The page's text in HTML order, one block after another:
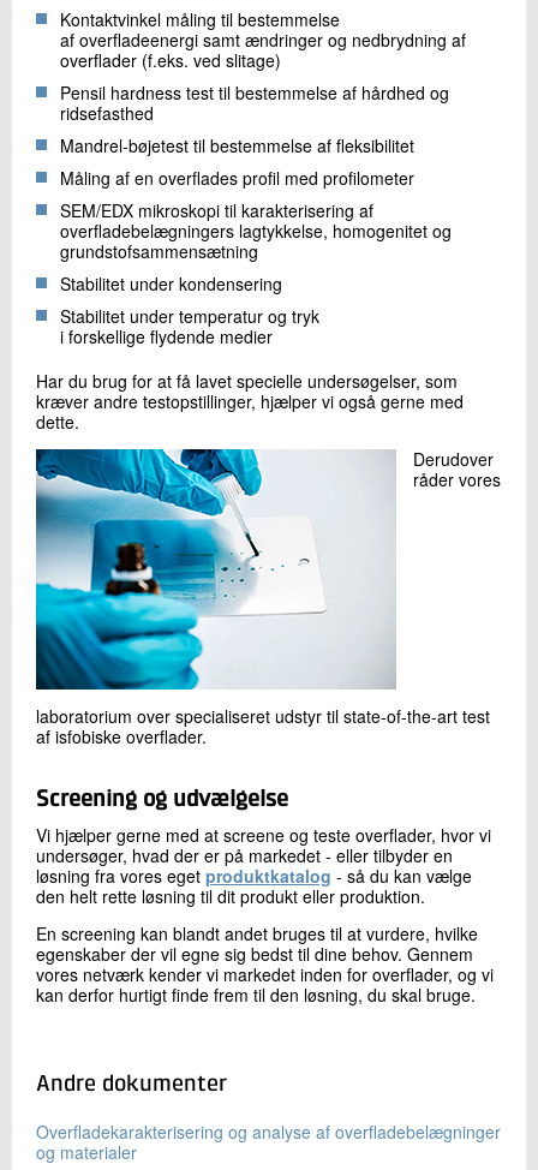
Kontaktvinkel måling til bestemmelse
af overfladeenergi samt ændringer og nedbrydning af
overflader (f.eks. ved slitage)
Pensil hardness test til bestemmelse af hårdhed og
ridsefasthed
Mandrel-bøjetest til bestemmelse af fleksibilitet
Måling af en overflades profil med profilometer
SEM/EDX mikroskopi til karakterisering af
overfladebelægningers lagtykkelse, homogenitet og
grundstofsammensætning
Stabilitet under kondensering
Stabilitet under temperatur og tryk
i forskellige flydende medier
Har du brug for at få lavet specielle undersøgelser, som
kræver andre testopstillinger, hjælper vi også gerne med
dette.
Derudover
råder vores
laboratorium over specialiseret udstyr til state-of-the-art test
af isfobiske overflader.
Screening og udvælgelse
Vi hjælper gerne med at screene og teste overflader, hvor vi
undersøger, hvad der er på markedet - eller tilbyder en
løsning fra vores eget produktkatalog - så du kan vælge
den helt rette løsning til dit produkt eller produktion.
En screening kan blandt andet bruges til at vurdere, hvilke
egenskaber der vil egne sig bedst til dine behov. Gennem
vores netværk kender vi markedet inden for overflader, og vi
kan derfor hurtigt finde frem til den løsning, du skal bruge.
Andre dokumenter
Overfladekarakterisering og analyse af overfladebelægninger
og materialer